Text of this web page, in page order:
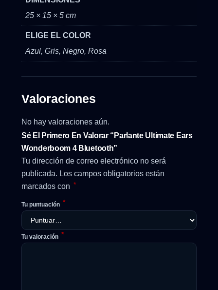
25 × 15 × 5 cm
ELIGE EL COLOR
Azul, Gris, Negro, Rosa
Valoraciones
No hay valoraciones aún.
Sé El Primero En Valorar “Parlante Ultimate Ears
Wonderboom 4 Bluetooth”
Tu dirección de correo electrónico no será
publicada. Los campos obligatorios están
marcados con *
Tu puntuación *
Tu valoración *